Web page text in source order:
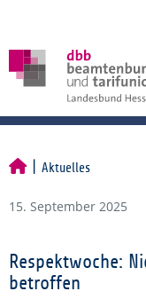
Aktuelles
15. September 2025
Respektwoche:
betroffen